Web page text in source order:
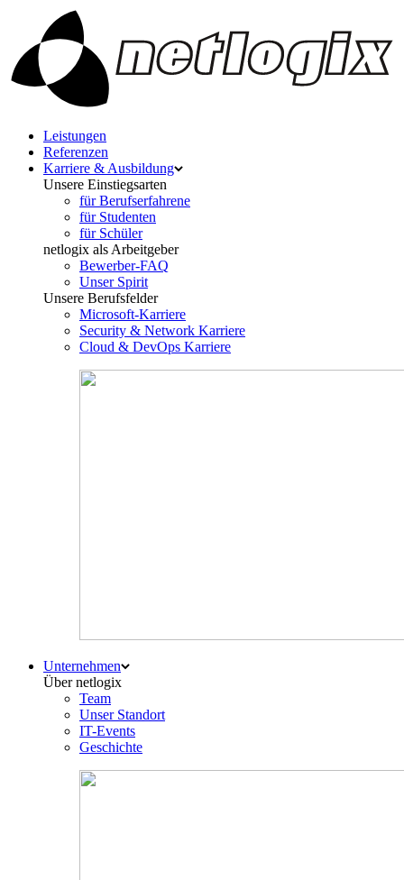
Leistungen
Referenzen
Karriere & Ausbildung
Unsere Einstiegsarten
für Berufserfahrene
für Studenten
für Schüler
netlogix als Arbeitgeber
Bewerber-FAQ
Unser Spirit
Unsere Berufsfelder
Microsoft-Karriere
Security & Network Karriere
Cloud & DevOps Karriere
Unternehmen
Über netlogix
Team
Unser Standort
IT-Events
Geschichte